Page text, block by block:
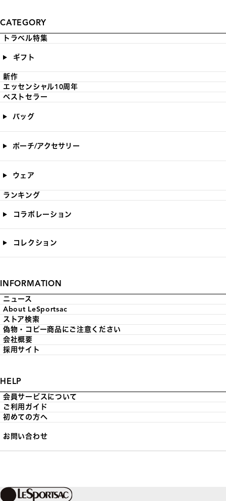
CATEGORY
トラベル特集
ギフト
新作
エッセンシャル10周年
ベストセラー
バッグ
ポーチ/アクセサリー
ウェア
ランキング
コラボレーション
コレクション
INFORMATION
ニュース
About LeSportsac
ストア検索
偽物・コピー商品にご注意ください
会社概要
採用サイト
HELP
会員サービスについて
ご利用ガイド
初めての方へ
お問い合わせ